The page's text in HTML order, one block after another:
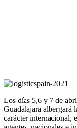
Los días 5,6 y 7 de
Guadalajara albergará
carácter internacional,